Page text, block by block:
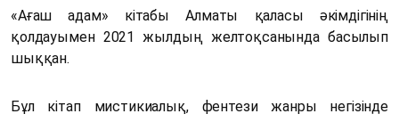
«Ағаш адам» кітабы Алматы қаласы әкімдігінің
қолдауымен 2021 жылдың желтоқсанында басылып
шыққан.
Бұл кітап мистикиалық, фентези жанры негізінде